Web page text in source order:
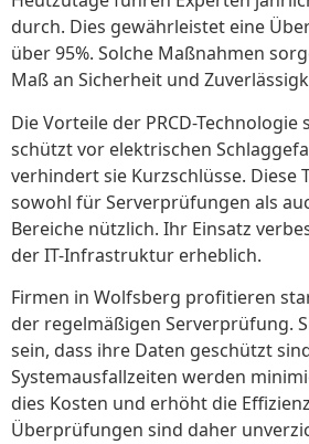
durch. Dies gewährleistet eine
über 95%. Solche Maßnahmen
Maß an Sicherheit und
Die Vorteile der PRCD-Technologie
schützt vor elektrischen
verhindert sie Kurzschlüsse. Diese
sowohl für Serverprüfungen als
Bereiche nützlich. Ihr Einsatz
der IT-Infrastruktur erheblich.
Firmen in Wolfsberg profitieren
der regelmäßigen Serverprüfung.
sein, dass ihre Daten geschützt
Systemausfallzeiten werden
dies Kosten und erhöht die
Überprüfungen sind daher